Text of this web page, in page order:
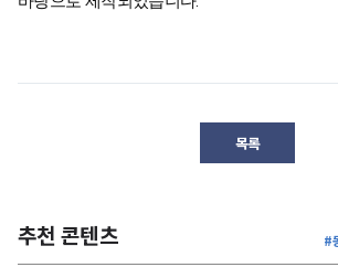
목록
추천 콘텐츠 #